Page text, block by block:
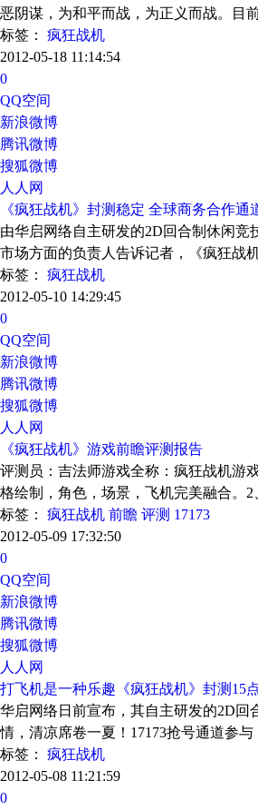
恶阴谋，为和平而战，为正义而战。目
标签：
疯狂战机
2012-05-18 11:14:54
0
QQ空间
新浪微博
腾讯微博
搜狐微博
人人网
《疯狂战机》封测稳定 全球商务合作通
由华启网络自主研发的2D回合制休闲
市场方面的负责人告诉记者，《疯狂战
标签：
疯狂战机
2012-05-10 14:29:45
0
QQ空间
新浪微博
腾讯微博
搜狐微博
人人网
《疯狂战机》游戏前瞻评测报告
评测员：吉法师游戏全称：疯狂战机游
格绘制，角色，场景，飞机完美融合。2
标签：
疯狂战机 前瞻 评测 17173
2012-05-09 17:32:50
0
QQ空间
新浪微博
腾讯微博
搜狐微博
人人网
打飞机是一种乐趣《疯狂战机》封测15
华启网络日前宣布，其自主研发的2D回
情，清凉席卷一夏！17173抢号通道参与
标签：
疯狂战机
2012-05-08 11:21:59
0